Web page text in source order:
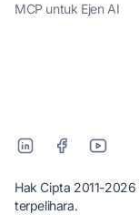
MCP untuk Ejen AI
Hak Cipta 2011-
terpelihara.